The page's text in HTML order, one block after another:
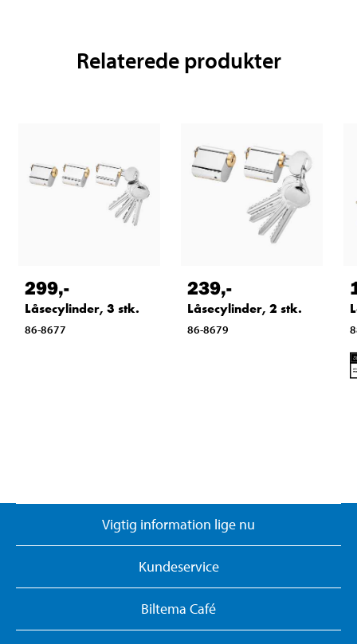
Relaterede produkter
299,-
Låsecylinder, 3 stk.
86-8677
239,-
Låsecylinder, 2 stk.
86-8679
Vigtig information lige nu
Kundeservice
Biltema Café